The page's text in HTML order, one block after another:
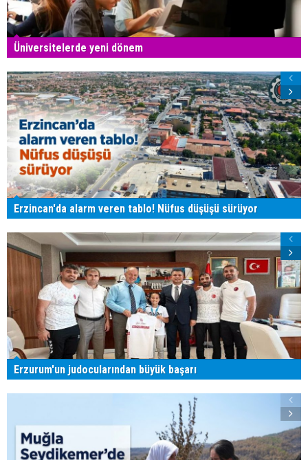
Üniversitelerde yeni dönem
Erzincan'da alarm veren tablo! Nüfus düşüşü sürüyor
Erzurum'un judocularından büyük başarı